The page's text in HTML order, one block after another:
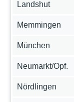
Landshut
Memmingen
München
Neumarkt/Opf.
Nördlingen